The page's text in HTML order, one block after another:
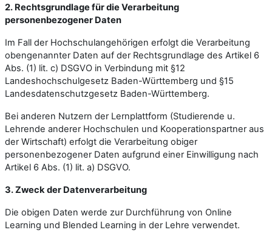
2. Rechtsgrundlage für die Verarbeitung
personenbezogener Daten
Im Fall der Hochschulangehörigen erfolgt die Verarbeitung
obengenannter Daten auf der Rechtsgrundlage des Artikel 6
Abs. (1) lit. c) DSGVO in Verbindung mit §12
Landeshochschulgesetz Baden-Württemberg und §15
Landesdatenschutzgesetz Baden-Württemberg.
Bei anderen Nutzern der Lernplattform (Studierende u.
Lehrende anderer Hochschulen und Kooperationspartner aus
der Wirtschaft) erfolgt die Verarbeitung obiger
personenbezogener Daten aufgrund einer Einwilligung nach
Artikel 6 Abs. (1) lit. a) DSGVO.
3. Zweck der Datenverarbeitung
Die obigen Daten werde zur Durchführung von Online
Learning und Blended Learning in der Lehre verwendet.